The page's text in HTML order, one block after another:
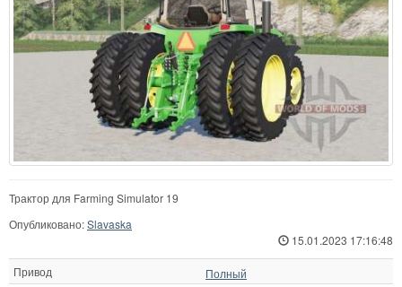
Трактор для Farming Simulator 19
Опубликовано:Slavaska
15.01.2023 17:16:48
Привод
Полный